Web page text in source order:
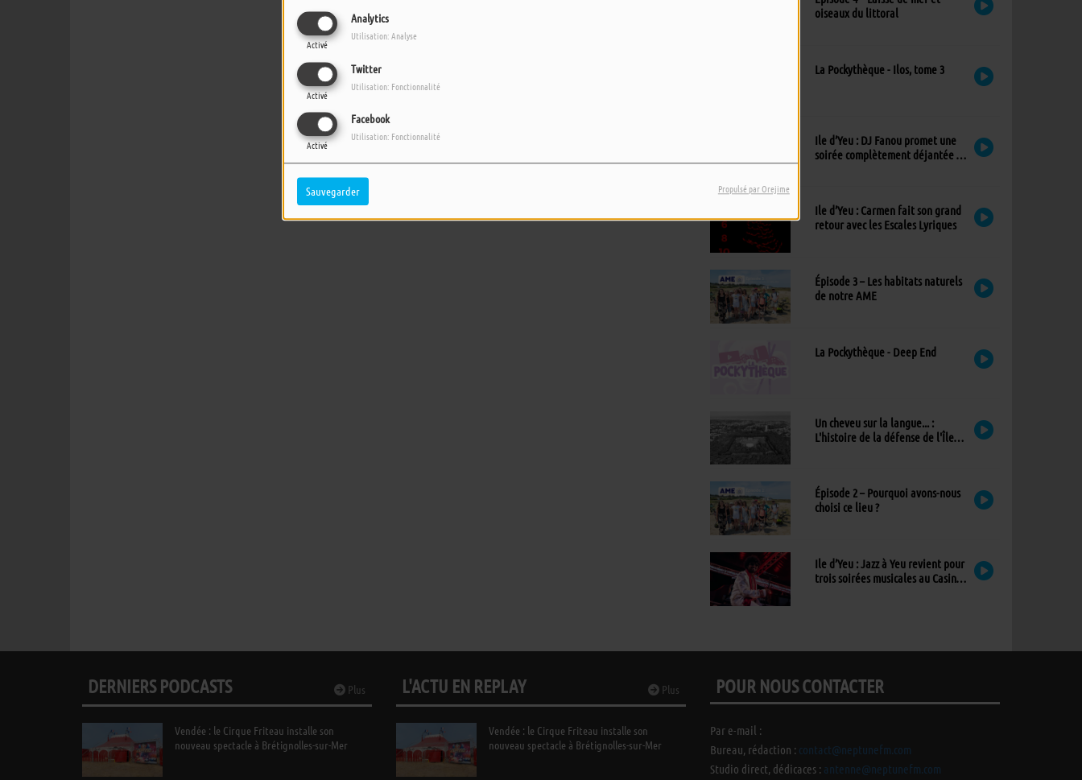
Analytics
Activé
Utilisation: Analyse
Twitter
Activé
Utilisation: Fonctionnalité
Facebook
Activé
Utilisation: Fonctionnalité
Sauvegarder Propulsé par Orejime
oiseaux du littoral
La Pockythèque - Ilos, tome 3
Ile d’Yeu : DJ Fanou promet une
soirée complètement déjantée à
Ile d’Yeu : Carmen fait son grand
retour avec les Escales Lyriques
Épisode 3 – Les habitats naturels
de notre AME
La Pockythèque - Deep End
Un cheveu sur la langue... :
L'histoire de la défense de l'Île
Épisode 2 – Pourquoi avons-nous
choisi ce lieu ?
Ile d’Yeu : Jazz à Yeu revient pour
trois soirées musicales au Casino,
Plus
DERNIERS PODCASTS
Vendée : le Cirque Friteau installe son
nouveau spectacle à Brétignolles-sur-Mer
Plus
L'ACTU EN REPLAY
Vendée : le Cirque Friteau installe son
nouveau spectacle à Brétignolles-sur-Mer
POUR NOUS CONTACTER
Par e-mail :
Bureau, rédaction : contact@neptunefm.com
Studio direct, dédicaces : antenne@neptunefm.com